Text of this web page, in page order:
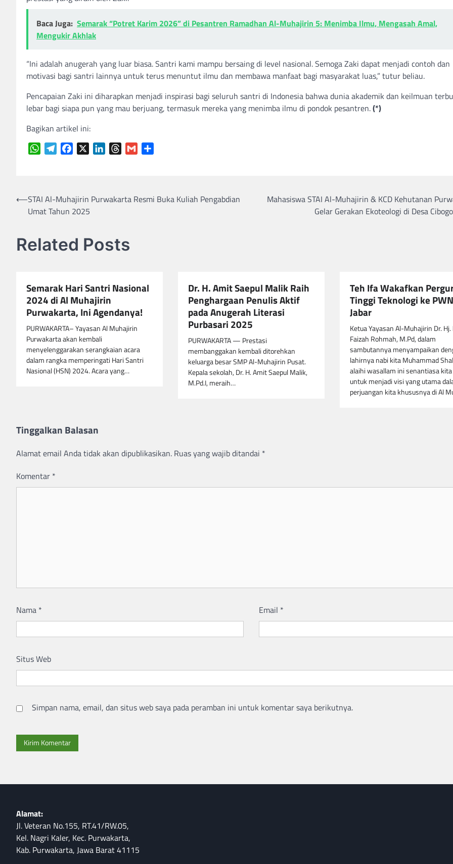
Baca Juga: Semarak “Potret Karim 2026” di Pesantren Ramadhan Al-Muhajirin 5: Menimba Ilmu, Mengasah Amal,
Mengukir Akhlak
“Ini adalah anugerah yang luar biasa. Santri kami mampu bersaing di level nasional. Semoga Zaki dapat menjadi contoh dan
motivasi bagi santri lainnya untuk terus menuntut ilmu dan membawa manfaat bagi masyarakat luas,” tutur beliau.
Pencapaian Zaki ini diharapkan menjadi inspirasi bagi seluruh santri di Indonesia bahwa dunia akademik dan keilmuan
lebar bagi siapa pun yang mau berjuang, termasuk mereka yang menimba ilmu di pondok pesantren.(*)
Bagikan artikel ini:
WhatsAppTelegramFacebook LinkedInThreads
Gmail
Navigasi
pos
⟵STAI Al-Muhajirin Purwakarta Resmi Buka Kuliah Pengabdian
Umat Tahun 2025
Mahasiswa STAI Al-Muhajirin & KCD Kehutanan
Gelar Gerakan Ekoteologi di Desa
Related Posts
Semarak Hari Santri Nasional
2024 di Al Muhajirin
Purwakarta, Ini Agendanya!
PURWAKARTA– Yayasan Al Muhajirin
Purwakarta akan kembali
menyelenggarakan serangkaian acara
dalam rangka memperingati Hari Santri
Nasional (HSN) 2024. Acara yang…
Dr. H. Amit Saepul Malik Raih
Penghargaan Penulis Aktif
pada Anugerah Literasi
Purbasari 2025
PURWAKARTA — Prestasi
membanggakan kembali ditorehkan
keluarga besar SMP Al-Muhajirin Pusat.
Kepala sekolah, Dr. H. Amit Saepul Malik,
M.Pd.I, meraih…
Teh Ifa Wakafkan
Tinggi Teknologi ke
Jabar
Ketua Yayasan Al-Muhajirin Dr. Hj.
Faizah Rohmah, M.Pd, dalam
sambutannya menyampaikan
lahirnya nabi kita Muhammad
alaihi wasallam ini senantiasa
untuk menjadi visi yang utama
perjuangan kita khususnya di Al
Tinggalkan Balasan
Alamat email Anda tidak akan dipublikasikan. Ruas yang wajib ditandai *
Komentar *
Nama * Email *
Situs Web
Simpan nama, email, dan situs web saya pada peramban ini untuk komentar saya berikutnya.
Alamat:
Jl. Veteran No.155, RT.41/RW.05,
Kel. Nagri Kaler, Kec. Purwakarta,
Kab. Purwakarta, Jawa Barat 41115